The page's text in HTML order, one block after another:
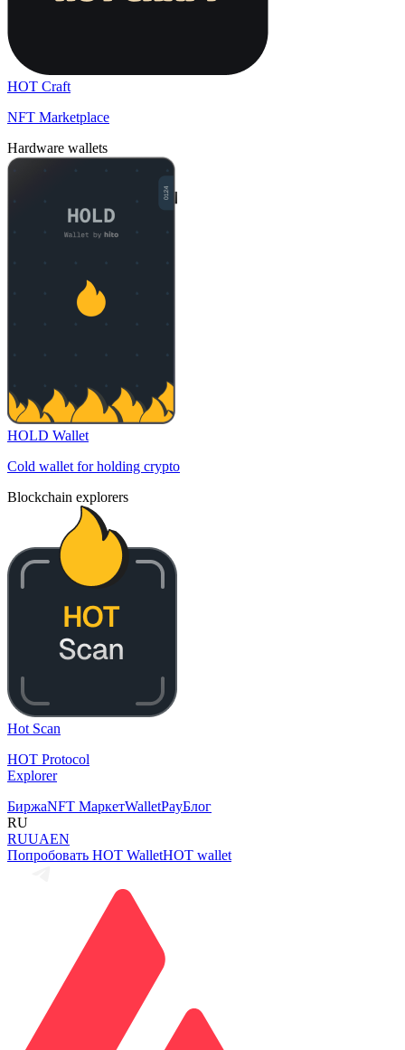
HOT Craft
NFT Marketplace
Hardware wallets
HOLD Wallet
Cold wallet for holding crypto
Blockchain explorers
Hot Scan
HOT Protocol
Explorer
БиржаNFT МаркетWalletPayБлог
RU
RUUAEN
Попробовать HOT WalletHOT wallet